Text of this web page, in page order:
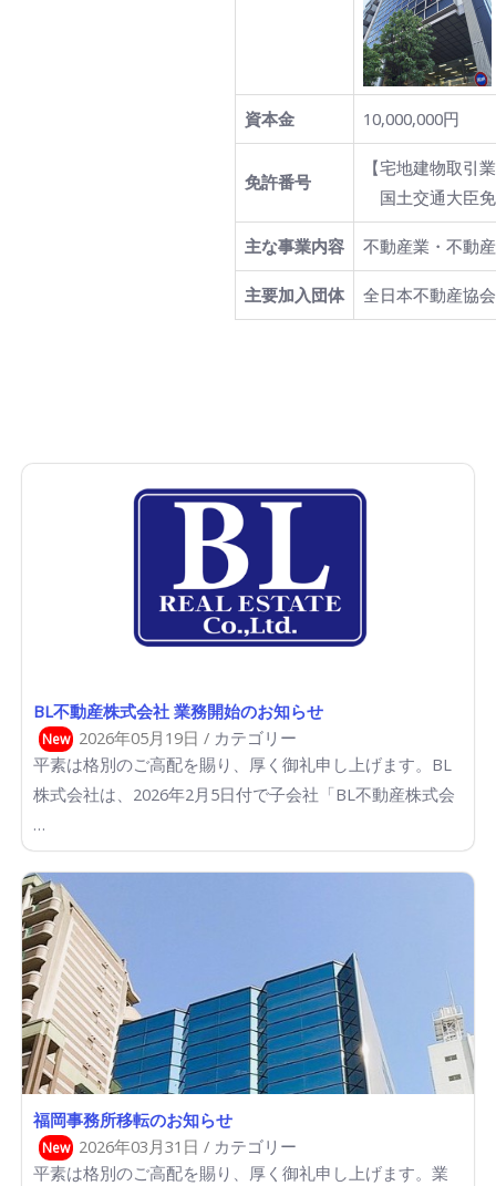
資本金 10,000,000円
免許番号
【宅地建物取引
国土交通大臣
主な事業内容 不動産業・不動
主要加入団体 全日本不動産協会
BL不動産株式会社 業務開始のお知らせ
New 2026年05月19日 / カテゴリー
平素は格別のご高配を賜り、厚く御礼申し上げます。BL
株式会社は、2026年2月5日付で子会社「BL不動産株式会
…
福岡事務所移転のお知らせ
New 2026年03月31日 / カテゴリー
平素は格別のご高配を賜り、厚く御礼申し上げます。業